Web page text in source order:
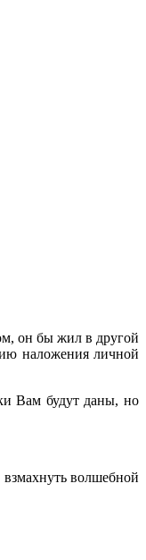
он бы жил в другой
наложения личной
Вам будут даны, но
волшебной